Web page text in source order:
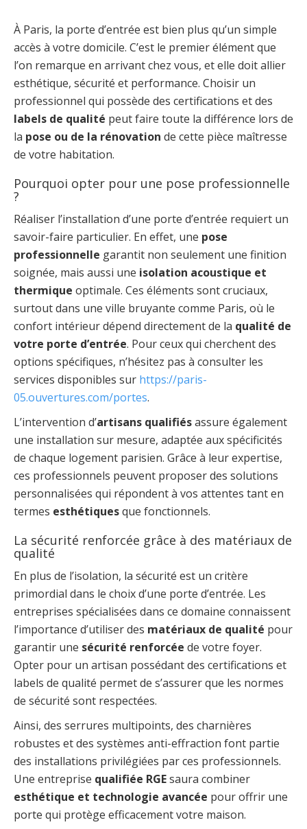
À Paris, la porte d’entrée est bien plus qu’un simple
accès à votre domicile. C’est le premier élément que
l’on remarque en arrivant chez vous, et elle doit allier
esthétique, sécurité et performance. Choisir un
professionnel qui possède des certifications et des
labels de qualité peut faire toute la différence lors de
la pose ou de la rénovation de cette pièce maîtresse
de votre habitation.
Pourquoi opter pour une pose professionnelle
?
Réaliser l’installation d’une porte d’entrée requiert un
savoir-faire particulier. En effet, une pose
professionnelle garantit non seulement une finition
soignée, mais aussi une isolation acoustique et
thermique optimale. Ces éléments sont cruciaux,
surtout dans une ville bruyante comme Paris, où le
confort intérieur dépend directement de la qualité de
votre porte d’entrée. Pour ceux qui cherchent des
options spécifiques, n’hésitez pas à consulter les
services disponibles sur https://paris-
05.ouvertures.com/portes.
L’intervention d’artisans qualifiésassure également
une installation sur mesure, adaptée aux spécificités
de chaque logement parisien. Grâce à leur expertise,
ces professionnels peuvent proposer des solutions
personnalisées qui répondent à vos attentes tant en
termes esthétiquesque fonctionnels.
La sécurité renforcée grâce à des matériaux de
qualité
En plus de l’isolation, la sécurité est un critère
primordial dans le choix d’une porte d’entrée. Les
entreprises spécialisées dans ce domaine connaissent
l’importance d’utiliser des matériaux de qualité pour
garantir une sécurité renforcée de votre foyer.
Opter pour un artisan possédant des certifications et
labels de qualité permet de s’assurer que les normes
de sécurité sont respectées.
Ainsi, des serrures multipoints, des charnières
robustes et des systèmes anti-effraction font partie
des installations privilégiées par ces professionnels.
Une entreprise qualifiée RGEsaura combiner
esthétique et technologie avancée pour offrir une
porte qui protège efficacement votre maison.